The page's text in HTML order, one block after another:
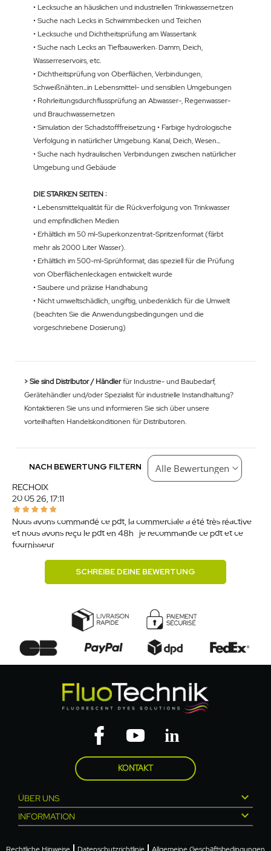
• Lecksuche an häuslichen und industriellen Trinkwassernetzen
• Suche nach Lecks in Schwimmbecken und Teichen
• Lecksuche und Dichtheitsprüfung am Wassertank
• Suche nach Lecks an Tiefbauwerken: Damm, Deich,
Wasserreservoirs, etc.
• Dichtheitsprüfung von Oberflächen, Verbindungen,
Schweißnähten...in Lebensmittel- und sensiblen Umgebungen
• Rohrleitungsdurchflussprüfung an Abwasser-, Regenwasser-
und Brauchwassernetzen
• Simulation der Schadstofffreisetzung • Farbige hydrologische
Verfolgung in natürlicher Umgebung: Kanal, Deich, Wesen...
• Suche nach hydraulischen Verbindungen zwischen natürlicher
Umgebung und Gebäude
DIE STARKEN SEITEN :
• Lebensmittelqualität für die Rückverfolgung von Trinkwasser
und empfindlichen Medien
• Erhältlich im 50 ml-Superkonzentrat-Spritzenformat (färbt
mehr als 2000 Liter Wasser).
• Erhältlich im 500-ml-Sprühformat, das speziell für die Prüfung
von Oberflächenleckagen entwickelt wurde
• Saubere und präzise Handhabung
• Nicht umweltschädlich, ungiftig, unbedenklich für die Umwelt
(beachten Sie die Anwendungsbedingungen und die
vorgeschriebene Dosierung)
> Sie sind Distributor / Händlerfür Industrie- und Baubedarf,
Gerätehändler und/oder Spezialist für industrielle Instandhaltung?
Kontaktieren Sie uns und informieren Sie sich über unsere
vorteilhaften Handelskonditionen für Distributoren.
NACH BEWERTUNG FILTERN
RECHOIX
20.05.26, 17:11
Nous avons commandé ce pdt, la commerciale a été très réactive
et nous avons reçu le pdt en 48h . je recommande ce pdt et ce
fournisseur
SCHREIBE DEINE BEWERTUNG
KONTAKT
ÜBER UNS 
INFORMATION 